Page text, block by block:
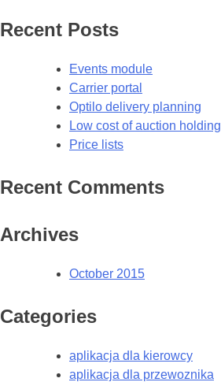
Recent Posts
Events module
Carrier portal
Optilo delivery planning
Low cost of auction holding
Price lists
Recent Comments
Archives
October 2015
Categories
aplikacja dla kierowcy
aplikacja dla przewoznika